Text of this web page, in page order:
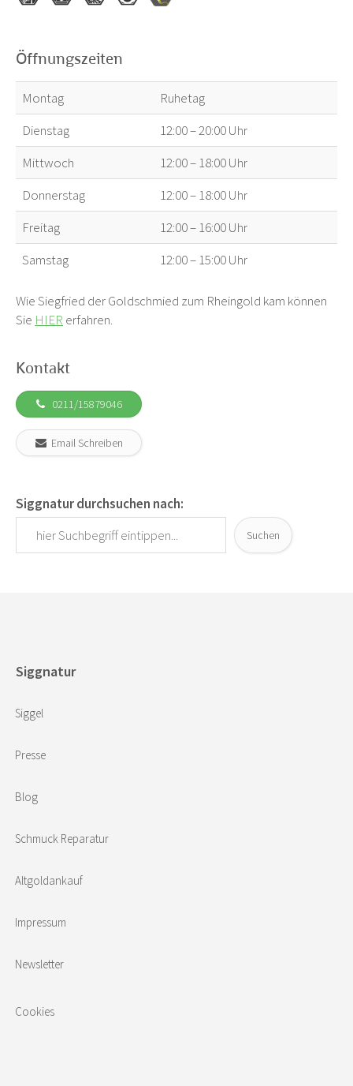
Öffnungszeiten
Montag
Ruhetag
Dienstag
12:00 – 20:00 Uhr
Mittwoch
12:00 – 18:00 Uhr
Donnerstag
12:00 – 18:00 Uhr
Freitag
12:00 – 16:00 Uhr
Samstag
12:00 – 15:00 Uhr
Wie Siegfried der Goldschmied zum Rheingold kam können
Sie HIER erfahren.
Kontakt
0211/15879046
Email Schreiben
Siggnatur durchsuchen nach:
Suchen
Siggnatur
Siggel
Presse
Blog
Schmuck Reparatur
Altgoldankauf
Impressum
Newsletter
Cookies